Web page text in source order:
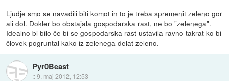
Ljudje smo se navadili biti komot in to je treba spremenit zeleno gor
ali dol. Dokler bo obstajala gospodarska rast, ne bo "zelenega".
Idealno bi bilo če bi se gospodarska rast ustavila ravno takrat ko bi
človek pogruntal kako iz zelenega delat zeleno.
Pyr0Beast
::9. maj 2012, 12:53